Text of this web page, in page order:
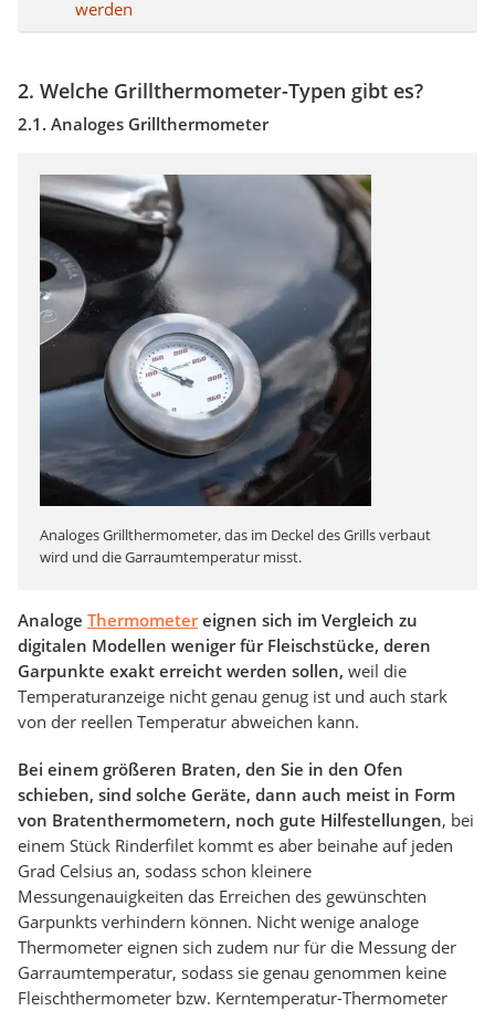
werden
2. Welche Grillthermometer-Typen gibt es?
2.1. Analoges Grillthermometer
Analoges Grillthermometer, das im Deckel des Grills verbaut
wird und die Garraumtemperatur misst.
Analoge Thermometereignen sich im Vergleich zu
digitalen Modellen weniger für Fleischstücke, deren
Garpunkte exakt erreicht werden sollen, weil die
Temperaturanzeige nicht genau genug ist und auch stark
von der reellen Temperatur abweichen kann.
Bei einem größeren Braten, den Sie in den Ofen
schieben, sind solche Geräte, dann auch meist in Form
von Bratenthermometern, noch gute Hilfestellungen, bei
einem Stück Rinderfilet kommt es aber beinahe auf jeden
Grad Celsius an, sodass schon kleinere
Messungenauigkeiten das Erreichen des gewünschten
Garpunkts verhindern können. Nicht wenige analoge
Thermometer eignen sich zudem nur für die Messung der
Garraumtemperatur, sodass sie genau genommen keine
Fleischthermometer bzw. Kerntemperatur-Thermometer